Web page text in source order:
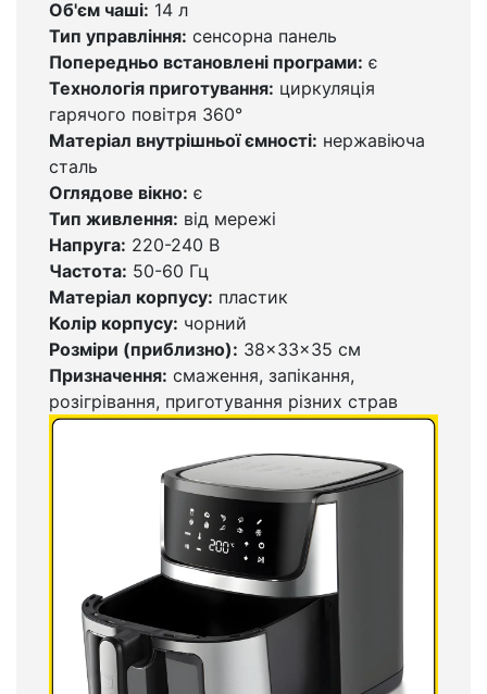
Об'єм чаші: 14 л
Тип управління: сенсорна панель
Попередньо встановлені програми: є
Технологія приготування: циркуляція
гарячого повітря 360°
Матеріал внутрішньої ємності: нержавіюча
сталь
Оглядове вікно: є
Тип живлення: від мережі
Напруга: 220-240 В
Частота: 50-60 Гц
Матеріал корпусу: пластик
Колір корпусу: чорний
Розміри (приблизно): 38×33×35 см
Призначення: смаження, запікання,
розігрівання, приготування різних страв